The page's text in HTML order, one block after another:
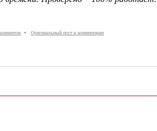
Оригинальный пост и комментарии